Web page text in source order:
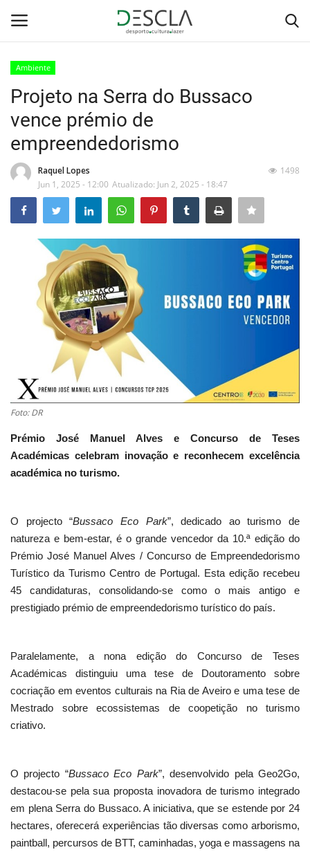
Home
...by Descla
Desporto
Sobre Nós
Educação
Estatuto Editorial
Ficha técnica
Cultura
Lazer
Ambiente
Projeto na Serra do Bussaco
vence prémio de
empreendedorismo
Raquel Lopes
Jun 1, 2025 - 12:00 Atualizado: Jun 2, 2025 - 18:47
1498
Foto: DR
Prémio José Manuel Alves e Concurso de Teses
Académicas celebram inovação e reconhecem excelência
académica no turismo.
O projecto “Bussaco Eco Park”, dedicado ao turismo de
natureza e bem-estar, é o grande vencedor da 10.ª edição do
Prémio José Manuel Alves / Concurso de Empreendedorismo
Turístico da Turismo Centro de Portugal. Esta edição recebeu
45 candidaturas, consolidando-se como o mais antigo e
prestigiado prémio de empreendedorismo turístico do país.
Paralelamente, a nona edição do Concurso de Teses
Académicas distinguiu uma tese de Doutoramento sobre
cocriação em eventos culturais na Ria de Aveiro e uma tese de
Mestrado sobre ecossistemas de coopetição no turismo
criativo.
O projecto “Bussaco Eco Park”, desenvolvido pela Geo2Go,
destacou-se pela sua proposta inovadora de turismo integrado
em plena Serra do Bussaco. A iniciativa, que se estende por 24
hectares, oferecerá experiências tão diversas como arborismo,
paintball, percursos de BTT, caminhadas, yoga e massagens na